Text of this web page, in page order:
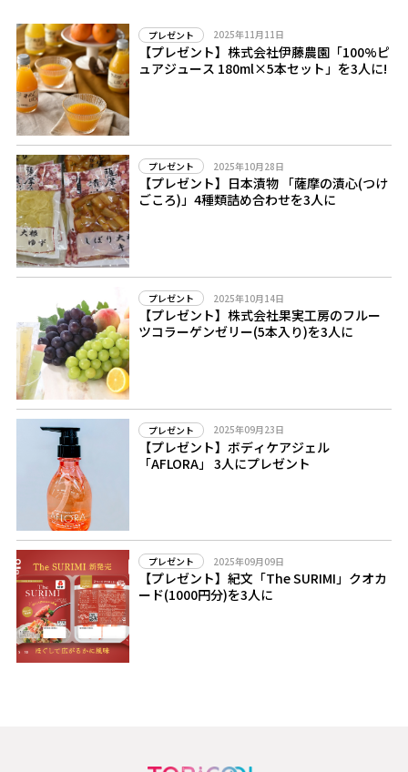
プレゼント 2025年11月11日
【プレゼント】株式会社伊藤農園「100%ピ
ュアジュース 180ml×5本セット」を3人に!
プレゼント 2025年10月28日
【プレゼント】日本漬物 「薩摩の漬心(つけ
ごころ)」4種類詰め合わせを3人に
プレゼント 2025年10月14日
【プレゼント】株式会社果実工房のフルー
ツコラーゲンゼリー(5本入り)を3人に
プレゼント 2025年09月23日
【プレゼント】ボディケアジェル
「AFLORA」 3人にプレゼント
プレゼント 2025年09月09日
【プレゼント】紀文「The SURIMI」クオカ
ード(1000円分)を3人に